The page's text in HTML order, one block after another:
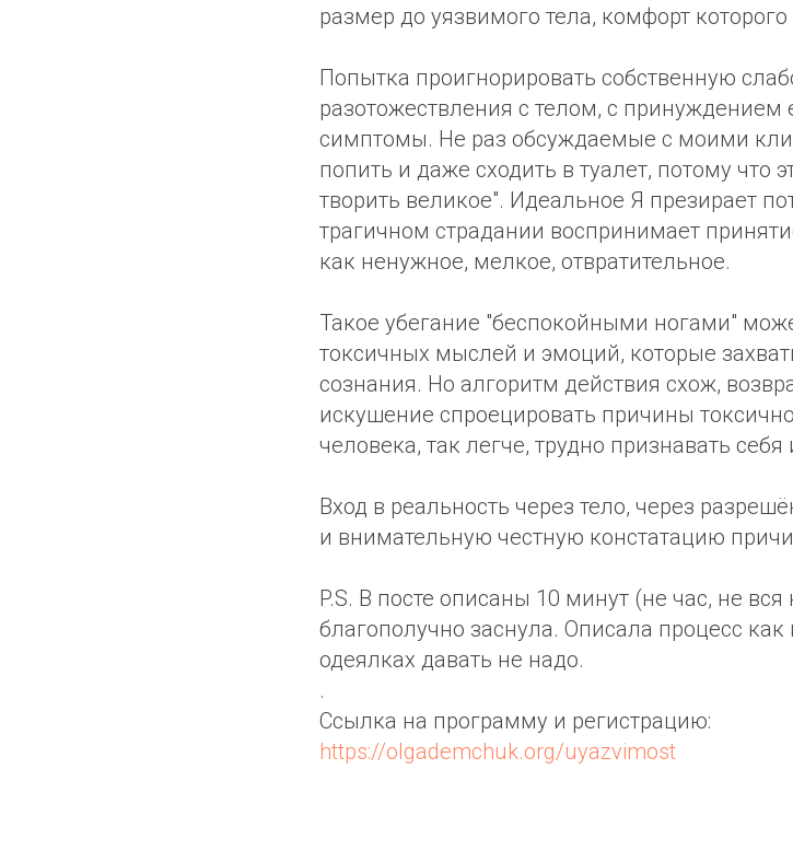
размер до уязвимого тела, комфорт
Попытка проигнорировать собственную
разотожествления с телом, с принуждением
симптомы. Не раз обсуждаемые с моими
попить и даже сходить в туалет, потому что
творить великое". Идеальное Я презирает
трагичном страдании воспринимает
как ненужное, мелкое, отвратительное.
Такое убегание "беспокойными ногами"
токсичных мыслей и эмоций, которые
сознания. Но алгоритм действия схож,
искушение спроецировать причины
человека, так легче, трудно признавать
Вход в реальность через тело, через
и внимательную честную констатацию
P.S. В посте описаны 10 минут (не час, не
благополучно заснула. Описала процесс как
одеялках давать не надо.
.
Ссылка на программу и регистрацию:
https://olgademchuk.org/uyazvimost